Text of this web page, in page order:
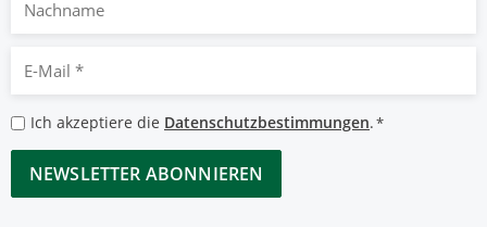
Mail
*
Datenschutzbestimmungen
*
Ich akzeptiere die Datenschutzbestimmungen.*
CAPTCHA